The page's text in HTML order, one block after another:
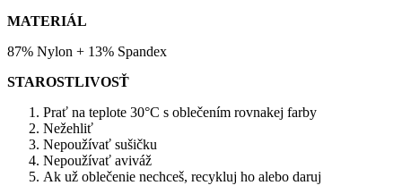
MATERIÁL
87% Nylon + 13% Spandex
STAROSTLIVOSŤ
Prať na teplote 30°C s oblečením rovnakej farby
Nežehliť
Nepoužívať sušičku
Nepoužívať aviváž
Ak už oblečenie nechceš, recykluj ho alebo daruj